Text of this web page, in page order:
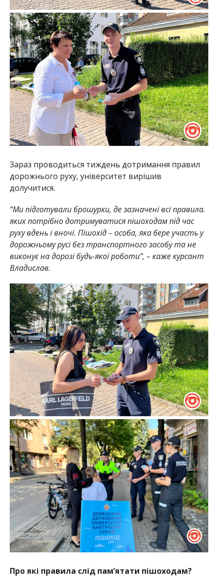
Зараз проводиться тиждень дотримання правил
дорожнього руху, університет вирішив
долучитися.
“Ми підготували брошурки, де зазначені всі правила.
яких потрібно дотримуватися пішоходам під час
руху вдень і вночі. Пішохід – особа, яка бере участь у
дорожньому русі без транспортного засобу та не
виконує на дорозі будь-якої роботи”, – каже курсант
Владислав.
Про які правила слід пам’ятати пішоходам?